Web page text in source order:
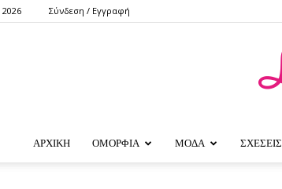
Σύνδεση / Εγγραφή
ΑΡΧΙΚΗ ΟΜΟΡΦΙΑ ΜΟΔΑ ΣΧΕΣΕΙΣ